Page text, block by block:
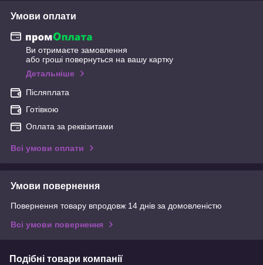
Умови оплати
Ви отримаєте замовлення
або гроші повернуться на вашу картку
Детальніше
Післяплата
Готівкою
Оплата за реквізитами
Всі умови оплати
Умови повернення
Повернення товару впродовж 14 днів за домовленістю
Всі умови повернення
Подібні товари компанії